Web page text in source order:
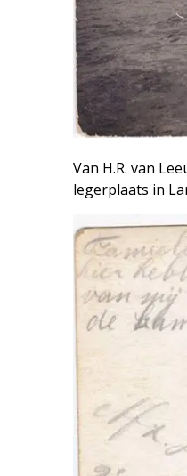
Van H.R. van
legerplaats in